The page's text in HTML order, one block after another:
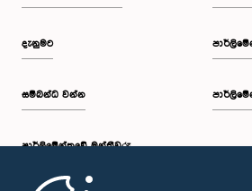
දැනුමට
සම්බන්ධ වන්න
පාර්ලි‌මේන්තුවේ මන්ත්‍රීවරු